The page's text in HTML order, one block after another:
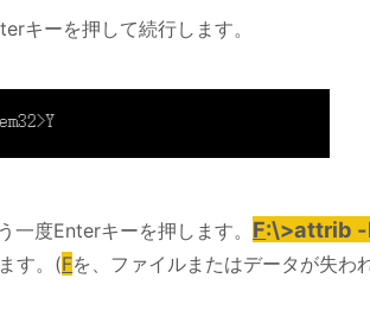
キーを押して続行します。
一度Enterキーを押します。 F:\>attrib
す。(Fを、ファイルまたはデータが失わ